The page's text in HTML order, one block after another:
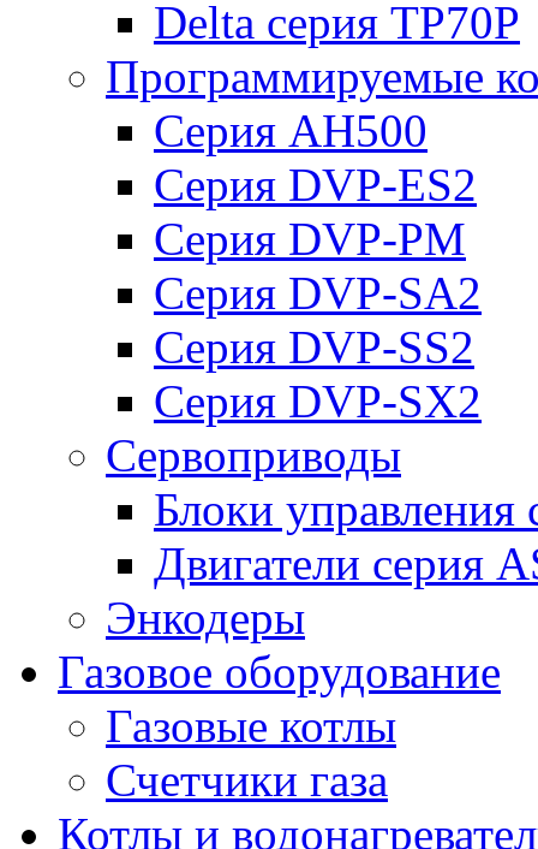
Delta серия TP70P
Программируемые
Серия AH500
Серия DVP-ES2
Серия DVP-PM
Серия DVP-SA2
Серия DVP-SS2
Серия DVP-SX2
Сервоприводы
Блоки
Двигатели серия
Энкодеры
Газовое оборудование
Газовые котлы
Счетчики газа
Котлы и